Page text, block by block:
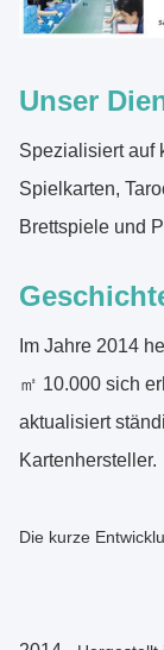
Unser
Spezialisiert auf
Spielkarten,
Brettspiele und
Im Jahre 2014
㎡ 10.000 sich
aktualisiert
Kartenhersteller.
Die kurze